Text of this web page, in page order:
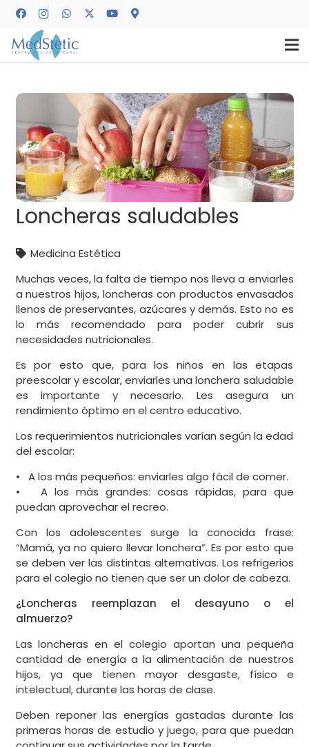
Loncheras saludables
Medicina Estética
Muchas veces, la falta de tiempo nos lleva a enviarles
a nuestros hijos, loncheras con productos envasados
llenos de preservantes, azúcares y demás. Esto no es
lo más recomendado para poder cubrir sus
necesidades nutricionales.
Es por esto que, para los niños en las etapas
preescolar y escolar, enviarles una lonchera saludable
es importante y necesario. Les asegura un
rendimiento óptimo en el centro educativo.
Los requerimientos nutricionales varían según la edad
del escolar:
• A los más pequeños: enviarles algo fácil de comer.
• A los más grandes: cosas rápidas, para que
puedan aprovechar el recreo.
Con los adolescentes surge la conocida frase:
“Mamá, ya no quiero llevar lonchera”. Es por esto que
se deben ver las distintas alternativas. Los refrigerios
para el colegio no tienen que ser un dolor de cabeza.
¿Loncheras reemplazan el desayuno o el
almuerzo?
Las loncheras en el colegio aportan una pequeña
cantidad de energía a la alimentación de nuestros
hijos, ya que tienen mayor desgaste, físico e
intelectual, durante las horas de clase.
Deben reponer las energías gastadas durante las
primeras horas de estudio y juego, para que puedan